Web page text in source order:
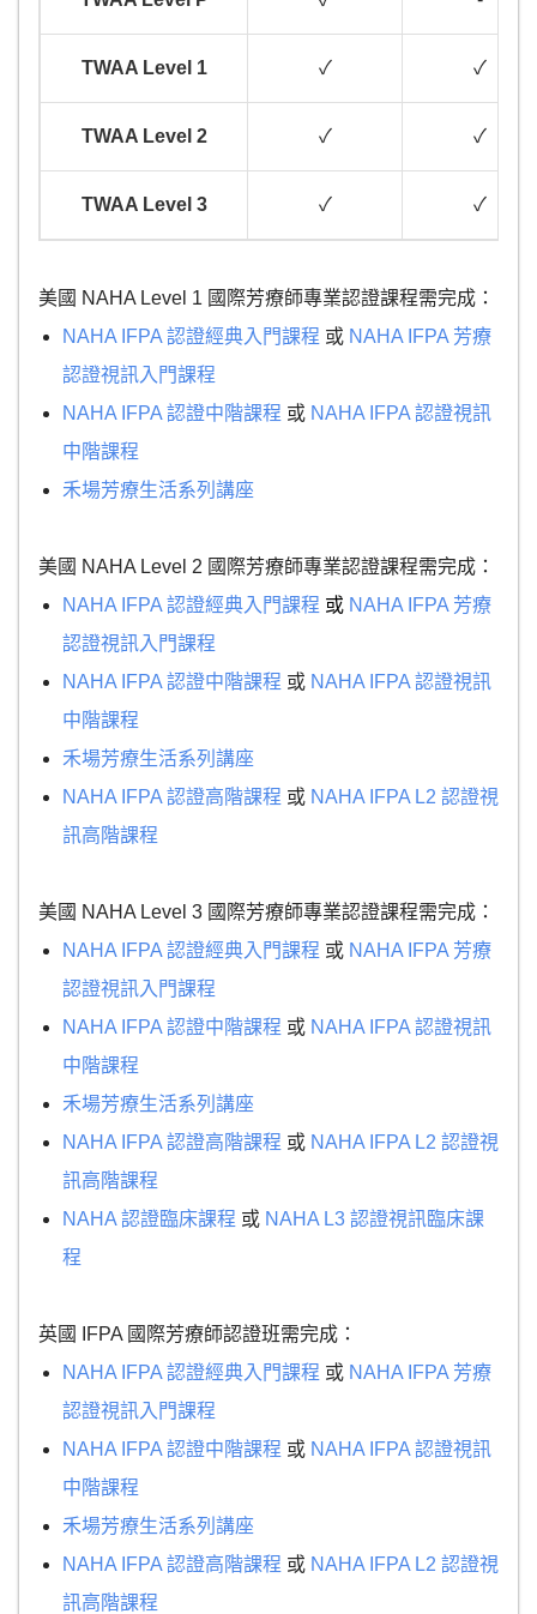
TWAA Level 1 ✓ ✓
TWAA Level 2 ✓ ✓
TWAA Level 3 ✓ ✓
美國 NAHA Level 1 國際芳療師專業認證課程需完成：
NAHA IFPA 認證經典入門課程 或 NAHA IFPA 芳療
認證視訊入門課程
NAHA IFPA 認證中階課程 或 NAHA IFPA 認證視訊
中階課程
禾場芳療生活系列講座
美國 NAHA Level 2 國際芳療師專業認證課程需完成：
NAHA IFPA 認證經典入門課程 或 NAHA IFPA 芳療
認證視訊入門課程
NAHA IFPA 認證中階課程 或 NAHA IFPA 認證視訊
中階課程
禾場芳療生活系列講座
NAHA IFPA 認證高階課程 或 NAHA IFPA L2 認證視
訊高階課程
美國 NAHA Level 3 國際芳療師專業認證課程需完成：
NAHA IFPA 認證經典入門課程 或 NAHA IFPA 芳療
認證視訊入門課程
NAHA IFPA 認證中階課程 或 NAHA IFPA 認證視訊
中階課程
禾場芳療生活系列講座
NAHA IFPA 認證高階課程 或 NAHA IFPA L2 認證視
訊高階課程
NAHA 認證臨床課程 或 NAHA L3 認證視訊臨床課
程
英國 IFPA 國際芳療師認證班需完成：
NAHA IFPA 認證經典入門課程 或 NAHA IFPA 芳療
認證視訊入門課程
NAHA IFPA 認證中階課程 或 NAHA IFPA 認證視訊
中階課程
禾場芳療生活系列講座
NAHA IFPA 認證高階課程 或 NAHA IFPA L2 認證視
訊高階課程